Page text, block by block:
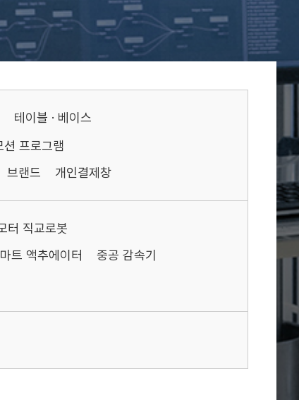
테이블 · 베이스
션 프로그램
브랜드 개인결제창
터 직교로봇
트 액추에이터 중공 감속기